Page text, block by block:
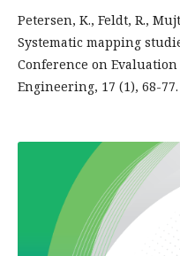
Petersen, K., Feldt, R.,
Systematic mapping
Conference on
Engineering, 17 (1), 68-77.